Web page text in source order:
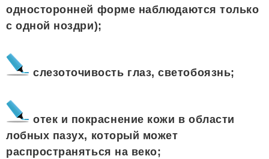
односторонней форме наблюдаются только
с одной ноздри);
слезоточивость глаз, светобоязнь;
отек и покраснение кожи в области
лобных пазух, который может
распространяться на веко;